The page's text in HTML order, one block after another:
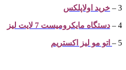
3 – خرید اولاپلکس
4 – دستگاه مایکرومیست 7 لایت لیز
5 – اتو مو لیز اکستریم